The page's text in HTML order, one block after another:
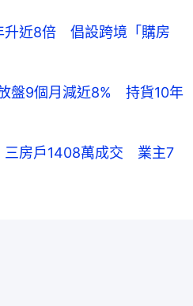
升近8倍 倡設跨境「購房
盤9個月減近8% 持貨10年
房戶1408萬成交 業主7